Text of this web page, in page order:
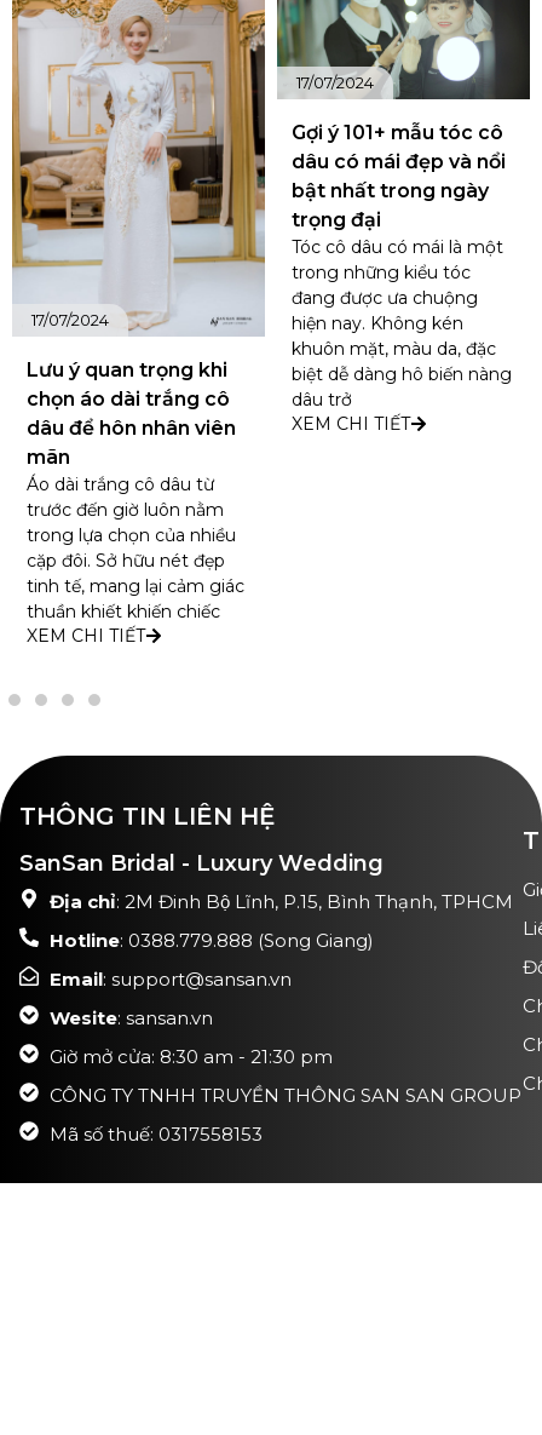
17/07/2024
Lưu ý quan trọng khi
chọn áo dài trắng cô
dâu để hôn nhân viên
mãn
Áo dài trắng cô dâu từ
trước đến giờ luôn nằm
trong lựa chọn của nhiều
cặp đôi. Sở hữu nét đẹp
tinh tế, mang lại cảm giác
thuần khiết khiến chiếc
XEM CHI TIẾT
17/07/2024
Gợi ý 101+ mẫu tóc cô
dâu có mái đẹp và nổi
bật nhất trong ngày
trọng đại
Tóc cô dâu có mái là một
trong những kiểu tóc
đang được ưa chuộng
hiện nay. Không kén
khuôn mặt, màu da, đặc
biệt dễ dàng hô biến nàng
dâu trở
XEM CHI TIẾT
THÔNG TIN LIÊN HỆ
SanSan Bridal - Luxury Wedding
Địa chỉ: 2M Đinh Bộ Lĩnh, P.15, Bình Thạnh, TPHCM
Hotline: 0388.779.888 (Song Giang)
Email: support@sansan.vn
Wesite: sansan.vn
Giờ mở cửa: 8:30 am - 21:30 pm
CÔNG TY TNHH TRUYỀN THÔNG SAN SAN GROUP
Mã số thuế: 0317558153